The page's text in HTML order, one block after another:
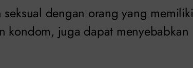
seksual dengan orang yang
kondom, juga dapat